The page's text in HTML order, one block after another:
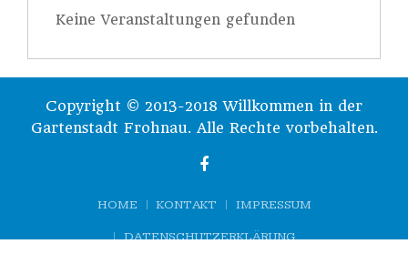
Keine Veranstaltungen gefunden
Copyright © 2013-2018 Willkommen in der
Gartenstadt Frohnau. Alle Rechte vorbehalten.
HOME KONTAKT IMPRESSUM
DATENSCHUTZERKLÄRUNG